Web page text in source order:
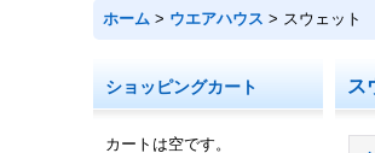
ホーム > ウエアハウス > スウェット
ショッピングカート
カートは空です。
ス